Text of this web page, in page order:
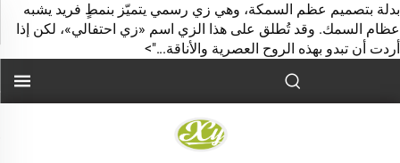
بدلة بتصميم عظم السمكة، وهي زي رسمي يتميّز بنمطٍ فريد يشبه
عظام السمك. وقد تُطلق على هذا الزي اسم «زي احتفالي»، لكن إذا
أردت أن تبدو بهذه الروح العصرية والأناقة...">